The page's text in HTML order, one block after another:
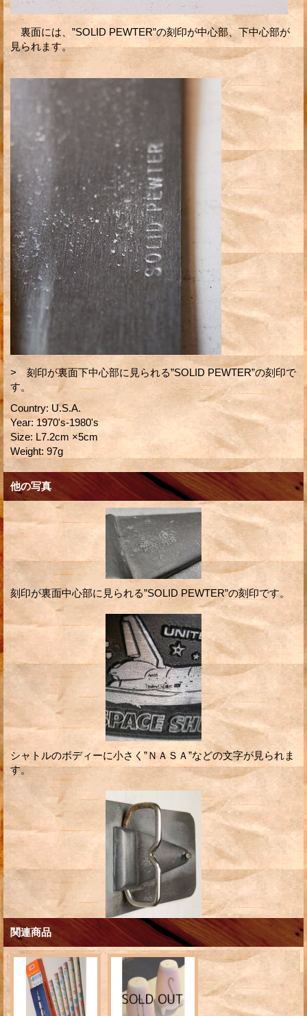
裏面には、”SOLID PEWTER”の刻印が中心部、下中心部が
見られます。
> 刻印が裏面下中心部に見られる”SOLID PEWTER”の刻印で
す。
Country: U.S.A.
Year: 1970's-1980's
Size: L7.2cm ×5cm
Weight: 97g
他の写真
刻印が裏面中心部に見られる”SOLID PEWTER”の刻印です。
シャトルのボディーに小さく”ＮＡＳＡ”などの文字が見られま
す。
関連商品